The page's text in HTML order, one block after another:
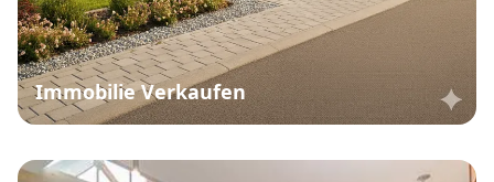
Immobilie Verkaufen